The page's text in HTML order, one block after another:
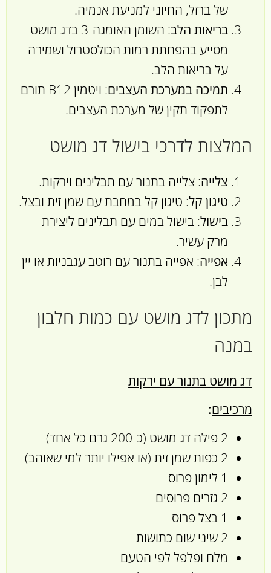
של ברזל, החיוני למניעת אנמיה.
בריאות הלב
: השומן האומגה-3 בדג מושט
מסייע בהפחתת רמות הכולסטרול ושמירה
על בריאות הלב.
תמיכה במערכת העצבים
: ויטמין B12 תורם
לתפקוד תקין של מערכת העצבים.
המלצות לדרכי בישול דג מושט
צלייה: צלייה בתנור עם תבלינים וירקות.
טיגון קל: טיגון קל במחבת עם שמן זית ובצל.
בישול: בישול במים עם תבלינים ליצירת
מרק עשיר.
אפייה: אפייה בתנור עם רוטב עגבניות או יין
לבן.
מתכון לדג מושט עם כמות חלבון
במנה
דג מושט בתנור עם ירקות
מרכיבים:
2 פילה דג מושט (כ-200 גרם כל אחד)
2 כפות שמן זית (או אפילו יותר למי שאוהב)
1 לימון פרוס
2 גזרים פרוסים
1 בצל פרוס
2 שיני שום כתושות
מלח ופלפל לפי הטעם